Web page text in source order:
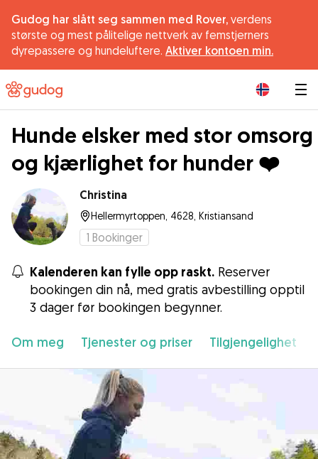
Gudog har slått seg sammen med Rover, verdens
største og mest pålitelige nettverk av femstjerners
dyrepassere og hundeluftere. Aktiver kontoen min.
Hunde elsker med stor omsorg
og kjærlighet for hunder ❤️
Christina
Hellermyrtoppen, 4628, Kristiansand
1 Bookinger
Kalenderen kan fylle opp raskt. Reserver
bookingen din nå, med gratis avbestilling opptil
3 dager før bookingen begynner.
Om meg Tjenester og priser Tilgjengelighet